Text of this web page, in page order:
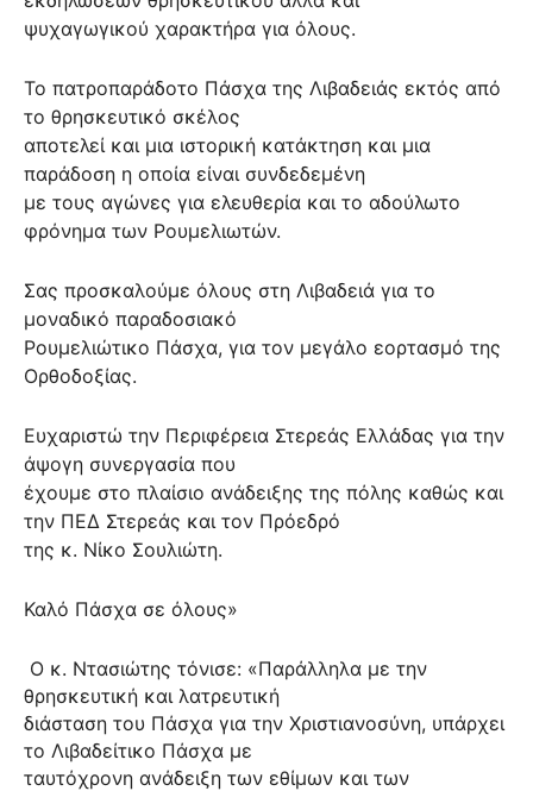
ψυχαγωγικού χαρακτήρα για όλους.
Το πατροπαράδοτο Πάσχα της Λιβαδειάς εκτός από
το θρησκευτικό σκέλος
αποτελεί και μια ιστορική κατάκτηση και μια
παράδοση η οποία είναι συνδεδεμένη
με τους αγώνες για ελευθερία και το αδούλωτο
φρόνημα των Ρουμελιωτών.
Σας προσκαλούμε όλους στη Λιβαδειά για το
μοναδικό παραδοσιακό
Ρουμελιώτικο Πάσχα, για τον μεγάλο εορτασμό της
Ορθοδοξίας.
Ευχαριστώ την Περιφέρεια Στερεάς Ελλάδας για την
άψογη συνεργασία που
έχουμε στο πλαίσιο ανάδειξης της πόλης καθώς και
την ΠΕΔ Στερεάς και τον Πρόεδρό
της κ. Νίκο Σουλιώτη.
Καλό Πάσχα σε όλους»
Ο κ. Ντασιώτης τόνισε: «Παράλληλα με την
θρησκευτική και λατρευτική
διάσταση του Πάσχα για την Χριστιανοσύνη, υπάρχει
το Λιβαδείτικο Πάσχα με
ταυτόχρονη ανάδειξη των εθίμων και των